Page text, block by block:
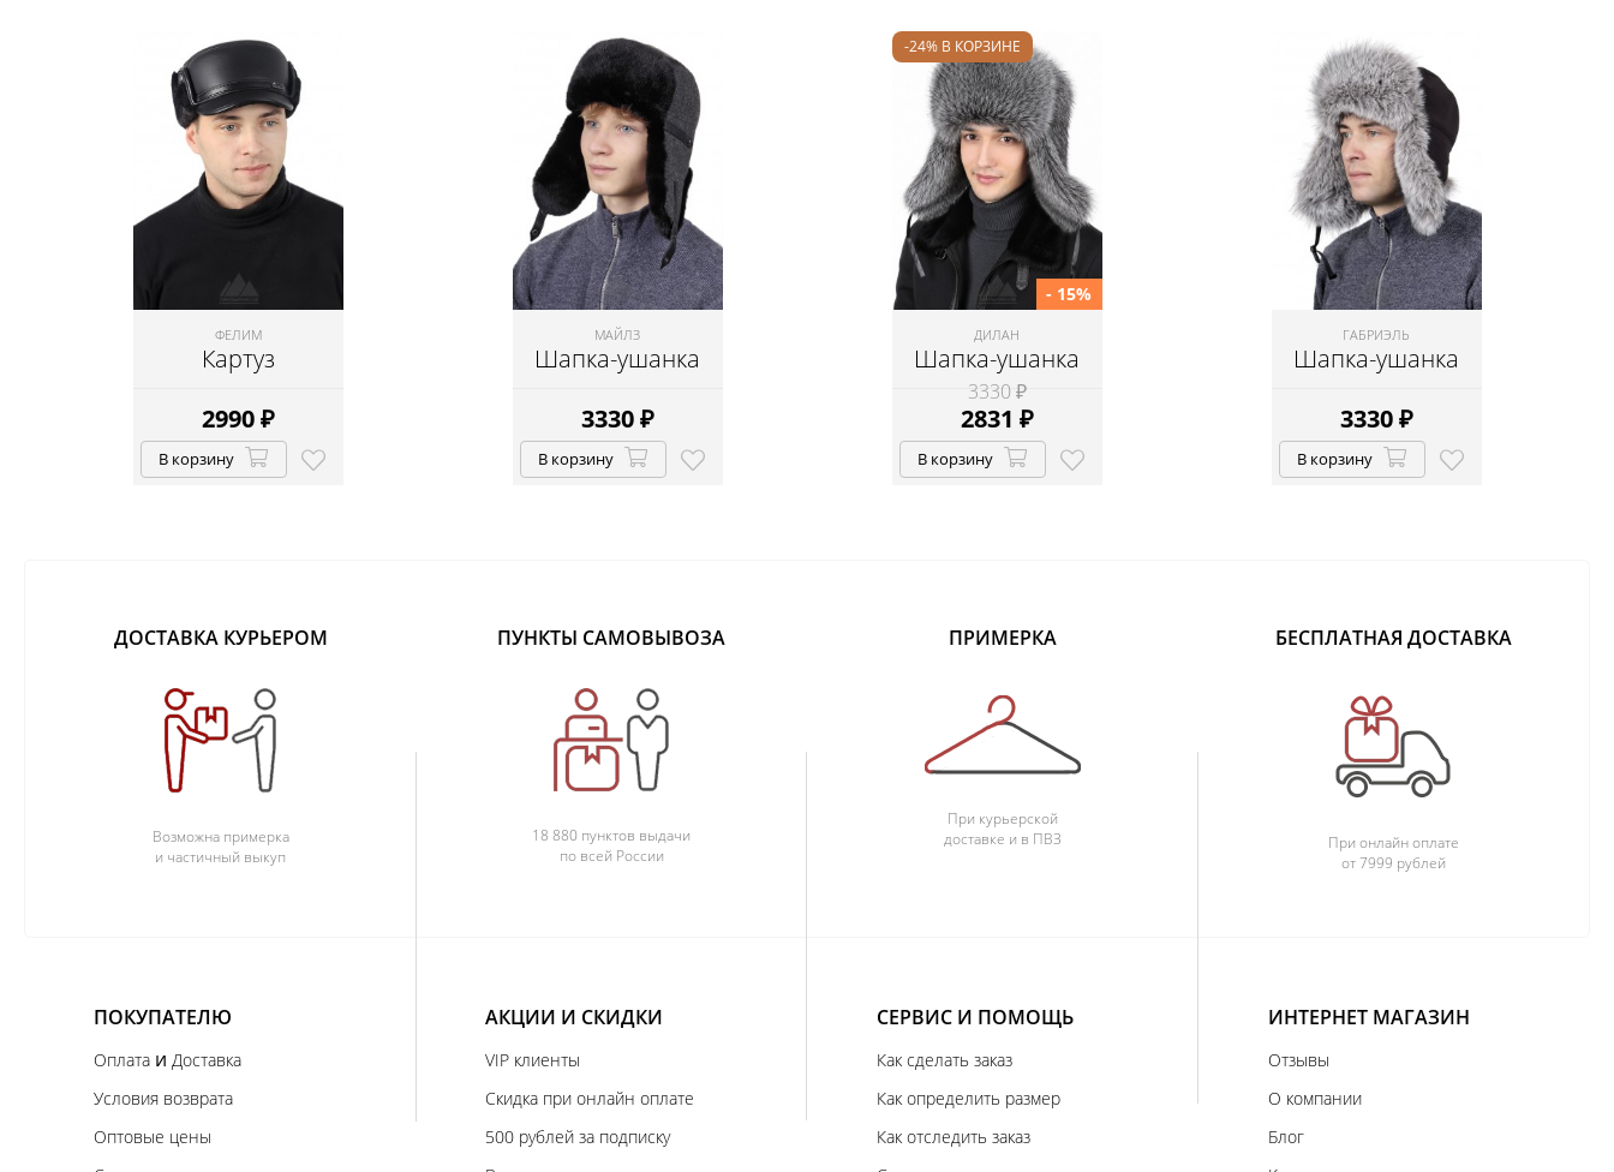
ФЕЛИМ
Картуз
2990₽
В корзину
МАЙЛЗ
Шапка-ушанка
3330₽
В корзину
-24% В КОРЗИНЕ
ДИЛАН
Шапка-ушанка
3330 ₽
2831 ₽
- 15%
В корзину
ГАБРИЭЛЬ
Шапка-ушанка
3330₽
В корзину
ДОСТАВКА КУРЬЕРОМ
Возможна примерка
и частичный выкуп
ПУНКТЫ САМОВЫВОЗА
18 880 пунктов выдачи
по всей России
ПРИМЕРКА
При курьерской
доставке и в ПВЗ
БЕСПЛАТНАЯ ДОСТАВКА
При онлайн оплате
от 7999 рублей
ПОКУПАТЕЛЮ
Оплата и Доставка
Условия возврата
Оптовые цены
АКЦИИ И СКИДКИ
VIP клиенты
Скидка при онлайн оплате
500 рублей за подписку
СЕРВИС И ПОМОЩЬ
Как сделать заказ
Как определить размер
Как отследить заказ
ИНТЕРНЕТ МАГАЗИН
Отзывы
О компании
Блог